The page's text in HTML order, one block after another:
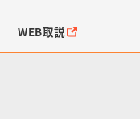
WEB取説